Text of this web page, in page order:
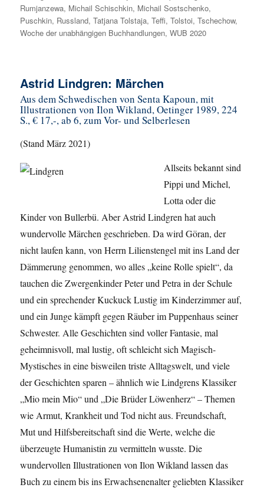
Rumjanzewa, Michail Schischkin, Michail Sostschenko,
Puschkin, Russland,Tatjana Tolstaja,Teffi,Tolstoi,Tschechow,
Woche der unabhängigen Buchhandlungen,WUB 2020
Astrid Lindgren: Märchen
Aus dem Schwedischen von Senta Kapoun, mit
Illustrationen vonIlon Wikland, Oetinger 1989, 224
S., € 17,-, ab 6, zum Vor- und Selberlesen
(Stand März 2021)
Allseits bekannt sind
Pippi und Michel,
Lotta oder die
Kinder von Bullerbü. Aber Astrid Lindgren hat auch
wundervolle Märchen geschrieben. Da wird Göran, der
nicht laufen kann, von Herrn Lilienstengel mit ins Land der
Dämmerung genommen, wo alles „keine Rolle spielt“, da
tauchen die Zwergenkinder Peter und Petra in der Schule
und ein sprechender Kuckuck Lustig im Kinderzimmer auf,
und ein Junge kämpft gegen Räuber im Puppenhaus seiner
Schwester. Alle Geschichten sind voller Fantasie, mal
geheimnisvoll, mal lustig, oft schleicht sich Magisch-
Mystisches in eine bisweilen triste Alltagswelt, und viele
der Geschichten sparen – ähnlich wie Lindgrens Klassiker
„Mio mein Mio“ und „Die Brüder Löwenherz“ – Themen
wie Armut, Krankheit und Tod nicht aus. Freundschaft,
Mut und Hilfsbereitschaft sind die Werte, welche die
überzeugte Humanistin zu vermitteln wusste. Die
wundervollen Illustrationen von Ilon Wikland lassen das
Buch zu einem bis ins Erwachsenenalter geliebten Klassiker